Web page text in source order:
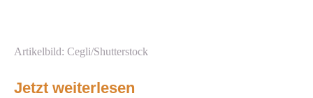
Artikelbild: Cegli/Shutterstock
Jetzt weiterlesen